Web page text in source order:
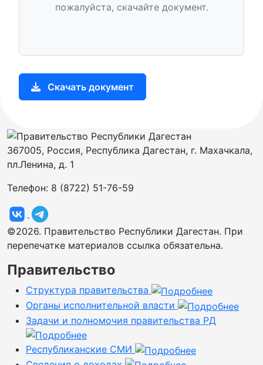
пожалуйста, скачайте документ.
Скачать документ
367005, Россия, Республика Дагестан, г. Махачкала,
пл.Ленина, д. 1
Телефон: 8 (8722) 51-76-59
©2026. Правительство Республики Дагестан. При
перепечатке материалов ссылка обязательна.
Правительство
Структура правительства
Органы исполнительной власти
Задачи и полномочия правительства РД
Республиканские СМИ